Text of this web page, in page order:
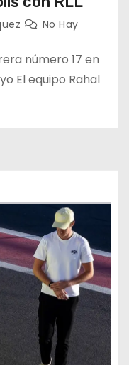
No Hay
número 17 en
El equipo Rahal